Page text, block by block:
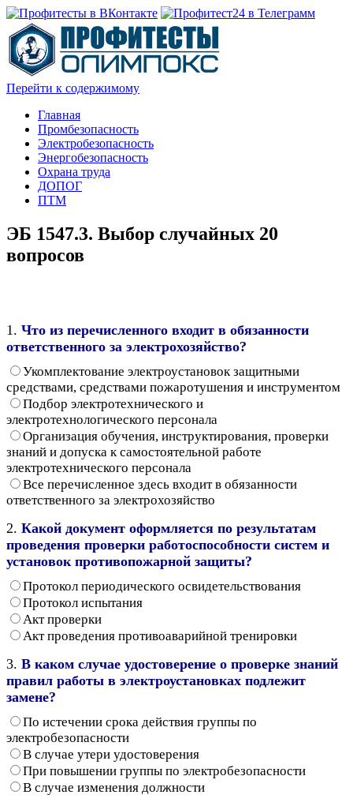
Перейти к содержимому
Главная
Промбезопасность
Электробезопасность
Энергобезопасность
Охрана труда
ДОПОГ
ПТМ
ЭБ 1547.3. Выбор случайных 20
вопросов
1. Что из перечисленного входит в обязанности
ответственного за электрохозяйство?
Укомплектование электроустановок защитными
средствами, средствами пожаротушения и инструментом
Подбор электротехнического и
электротехнологического персонала
Организация обучения, инструктирования, проверки
знаний и допуска к самостоятельной работе
электротехнического персонала
Все перечисленное здесь входит в обязанности
ответственного за электрохозяйство
2. Какой документ оформляется по результатам
проведения проверки работоспособности систем и
установок противопожарной защиты?
Протокол периодического освидетельствования
Протокол испытания
Акт проверки
Акт проведения противоаварийной тренировки
3. В каком случае удостоверение о проверке знаний
правил работы в электроустановках подлежит
замене?
По истечении срока действия группы по
электробезопасности
В случае утери удостоверения
При повышении группы по электробезопасности
В случае изменения должности